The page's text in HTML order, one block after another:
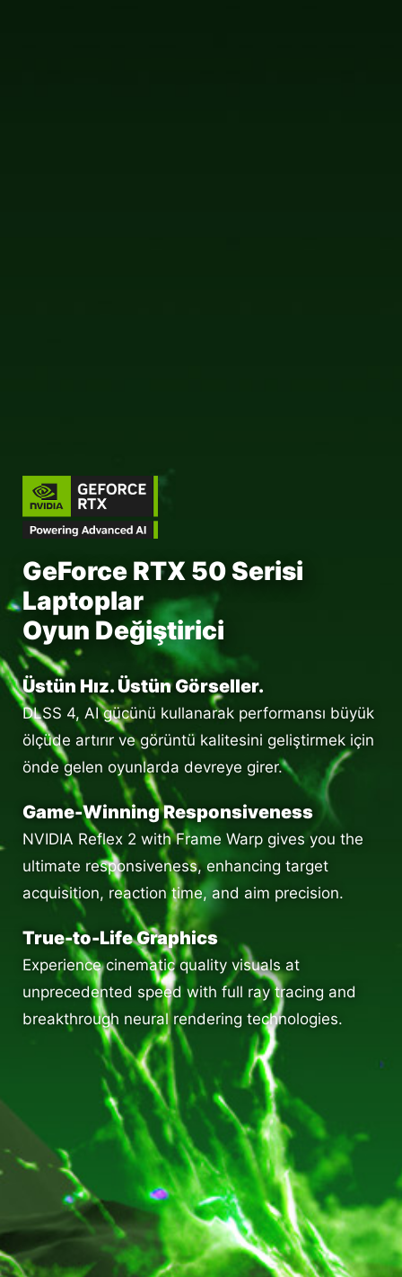
GeForce RTX 50 Serisi
Laptoplar
Oyun Değiştirici
Üstün Hız. Üstün Görseller.
DLSS 4, AI gücünü kullanarak performansı büyük
ölçüde artırır ve görüntü kalitesini geliştirmek için
önde gelen oyunlarda devreye girer.
Game-Winning Responsiveness
NVIDIA Reflex 2 with Frame Warp gives you the
ultimate responsiveness, enhancing target
acquisition, reaction time, and aim precision.
True-to-Life Graphics
Experience cinematic quality visuals at
unprecedented speed with full ray tracing and
breakthrough neural rendering technologies.